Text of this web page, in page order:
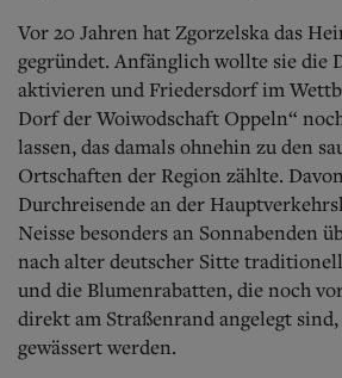
Vor 20 Jahren hat Zgorzelska das
gegründet. Anfänglich wollte sie die
aktivieren und Friedersdorf im
Dorf der Woiwodschaft Oppeln“
lassen, das damals ohnehin zu den
Ortschaften der Region zählte.
Durchreisende an der
Neisse besonders an Sonnabenden
nach alter deutscher Sitte
und die Blumenrabatten, die noch
direkt am Straßenrand angelegt
gewässert werden.